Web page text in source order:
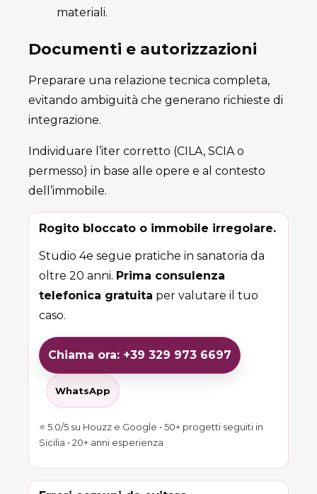
materiali.
Documenti e autorizzazioni
Preparare una relazione tecnica completa,
evitando ambiguità che generano richieste di
integrazione.
Individuare l’iter corretto (CILA, SCIA o
permesso) in base alle opere e al contesto
dell’immobile.
Rogito bloccato o immobile irregolare.
Studio 4e segue pratiche in sanatoria da
oltre 20 anni. Prima consulenza
telefonica gratuita per valutare il tuo
caso.
Chiama ora: +39 329 973 6697
WhatsApp
⭐ 5.0/5 su Houzz e Google • 50+ progetti seguiti in
Sicilia • 20+ anni esperienza